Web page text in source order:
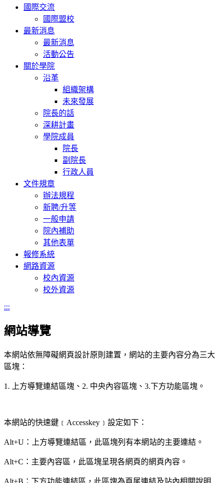
國際交流
國際盟校
最新消息
最新消息
活動公告
關於學院
沿革
組織架構
未來發展
院長的話
深耕計畫
學院成員
院長
副院長
行政人員
文件規章
辦法規程
新聘/升等
一般申請
院內補助
其他表單
報修系統
網路資源
校內資源
校外資源
:::
網站導覽
本網站依無障礙網頁設計原則建置，網站的主要內容分為三大
區塊：
1. 上方導覽連結區塊、2. 中央內容區塊、3.下方功能區塊。
本網站的快速鍵﹝Accesskey﹞設定如下：
Alt+U：上方導覽連結區，此區塊列有本網站的主要連結。
Alt+C：主要內容區，此區塊呈現各網頁的網頁內容。
Alt+B：下方功能連結區，此區塊為頁尾連結及站內相關說明